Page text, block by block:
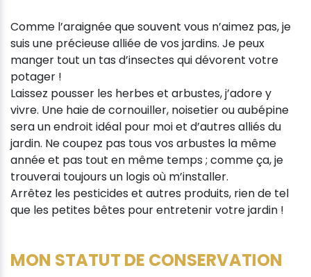
Comme l’araignée que souvent vous n’aimez pas, je
suis une précieuse alliée de vos jardins. Je peux
manger tout un tas d’insectes qui dévorent votre
potager !
Laissez pousser les herbes et arbustes, j’adore y
vivre. Une haie de cornouiller, noisetier ou aubépine
sera un endroit idéal pour moi et d’autres alliés du
jardin. Ne coupez pas tous vos arbustes la même
année et pas tout en même temps ; comme ça, je
trouverai toujours un logis où m’installer.
Arrêtez les pesticides et autres produits, rien de tel
que les petites bêtes pour entretenir votre jardin !
MON STATUT DE CONSERVATION